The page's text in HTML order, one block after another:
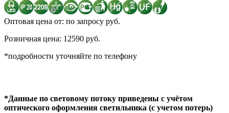
Оптовая цена от: по запросу руб.
Розничная цена: 12590 руб.
*подробности уточняйте по телефону
*Данные по световому потоку приведены с учётом
оптического оформления светильника (с учетом потерь)